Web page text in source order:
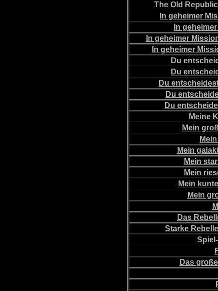
The Old
In geheimer
In
In geheimer
In geheimer
Du
Du
Du
Du
Du
Meine
Mein
Mein
Mein
Mein
Mein
Mein
Das
Starke
Das